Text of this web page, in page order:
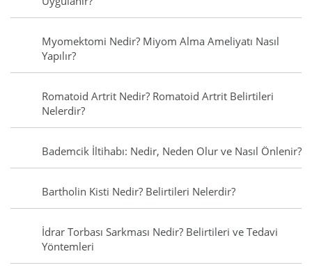
Myomektomi Nedir? Miyom Alma Ameliyatı Nasıl
Yapılır?
Romatoid Artrit Nedir? Romatoid Artrit Belirtileri
Nelerdir?
Bademcik İltihabı: Nedir, Neden Olur ve Nasıl Önlenir?
Bartholin Kisti Nedir? Belirtileri Nelerdir?
İdrar Torbası Sarkması Nedir? Belirtileri ve Tedavi
Yöntemleri